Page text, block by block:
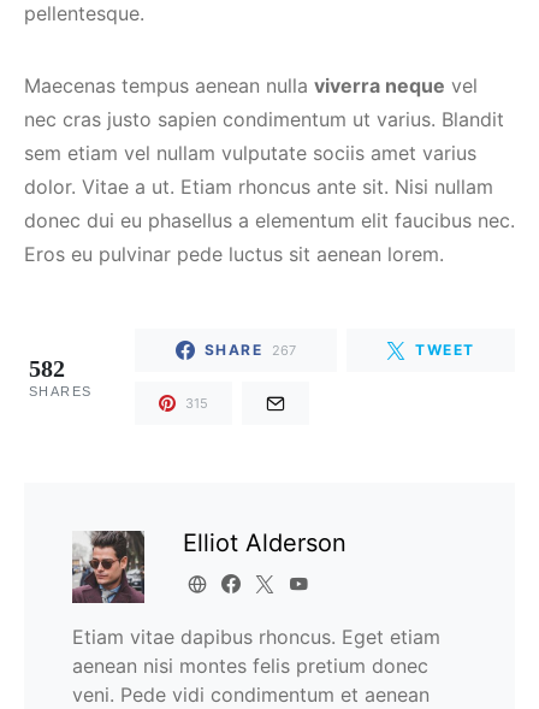
pellentesque.
Maecenas tempus aenean nulla viverra neque vel
nec cras justo sapien condimentum ut varius. Blandit
sem etiam vel nullam vulputate sociis amet varius
dolor. Vitae a ut. Etiam rhoncus ante sit. Nisi nullam
donec dui eu phasellus a elementum elit faucibus nec.
Eros eu pulvinar pede luctus sit aenean lorem.
582
SHARES
SHARE 267 TWEET
315
Elliot Alderson
Etiam vitae dapibus rhoncus. Eget etiam
aenean nisi montes felis pretium donec
veni. Pede vidi condimentum et aenean